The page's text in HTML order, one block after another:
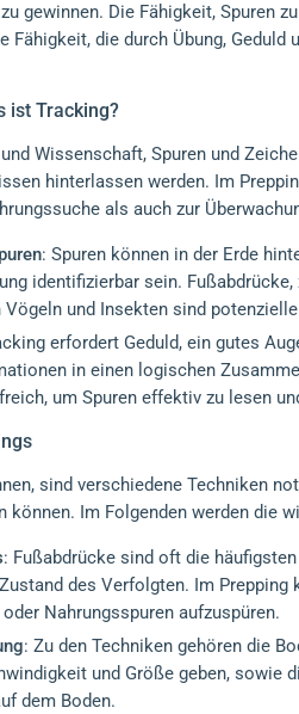
gewinnen. Die Fähigkeit, Spuren
Fähigkeit, die durch Übung,
ist Tracking?
Wissenschaft, Spuren und
hinterlassen werden. Im
als auch zur
: Spuren können in der Erde
identifizierbar sein.
und Insekten sind
erfordert Geduld, ein gutes
in einen logischen
um Spuren effektiv zu lesen
sind verschiedene Techniken
können. Im Folgenden werden die
: Fußabdrücke sind oft die
des Verfolgten. Im
Nahrungsspuren aufzuspüren.
: Zu den Techniken gehören die
und Größe geben, sowie
dem Boden.